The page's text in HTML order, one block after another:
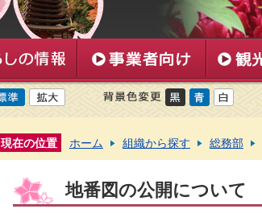
現在の位置 ホーム 組織から探す 総務部
地番図の公開について